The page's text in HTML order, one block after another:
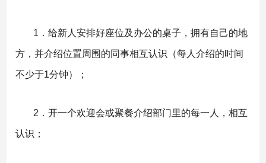
1．给新人安排好座位及办公的桌子，拥有自己的地
方，并介绍位置周围的同事相互认识（每人介绍的时间
不少于1分钟）；
2．开一个欢迎会或聚餐介绍部门里的每一人，相互
认识；